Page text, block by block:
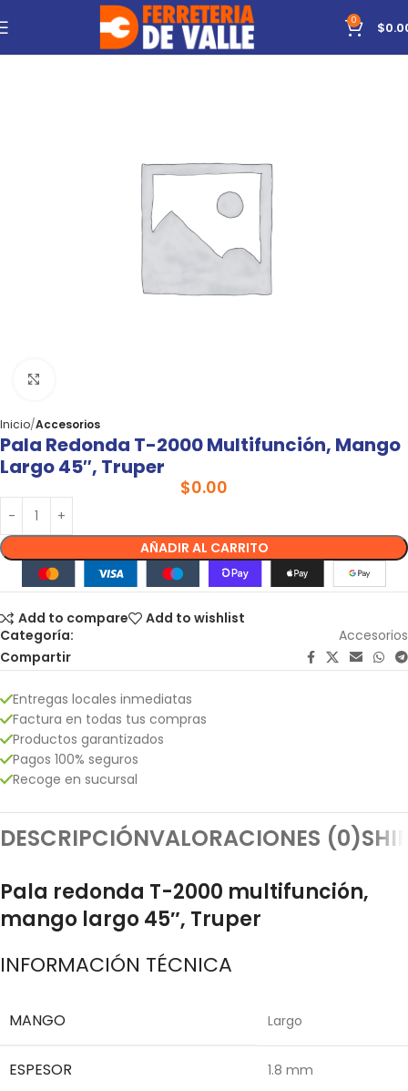
0 $
Inicio Accesorios
Pala Redonda T-2000 Multifunción, Mango
Largo 45″, Truper
$0.00
AÑADIR AL CARRITO
Add to compare
Add to wishlist
Categoría:
Accesorios
Compartir
Entregas locales inmediatas
Factura en todas tus compras
Productos garantizados
Pagos 100% seguros
Recoge en sucursal
DESCRIPCIÓNVALORACIONES (0)
Pala redonda T-2000 multifunción,
mango largo 45″, Truper
INFORMACIÓN TÉCNICA
MANGO Largo
ESPESOR 1.8 mm